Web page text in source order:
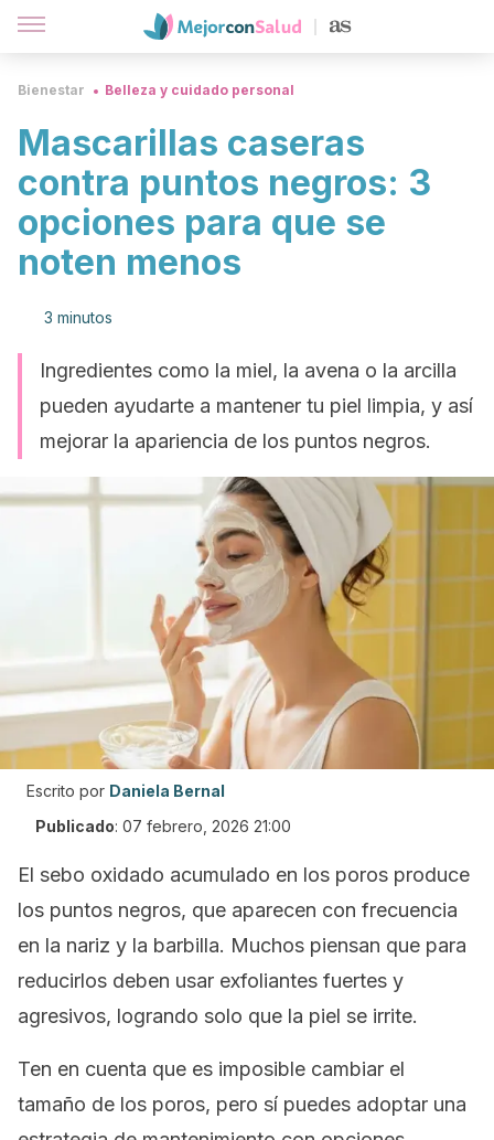
Bienestar Belleza y cuidado personal
Mascarillas caseras
contra puntos negros: 3
opciones para que se
noten menos
3 minutos
Ingredientes como la miel, la avena o la arcilla
pueden ayudarte a mantener tu piel limpia, y así
mejorar la apariencia de los puntos negros.
Escrito por Daniela Bernal
Publicado: 07 febrero, 2026 21:00
El sebo oxidado acumulado en los poros produce
los puntos negros, que aparecen con frecuencia
en la nariz y la barbilla. Muchos piensan que para
reducirlos deben usar exfoliantes fuertes y
agresivos, logrando solo que la piel se irrite.
Ten en cuenta que es imposible cambiar el
tamaño de los poros, pero sí puedes adoptar una